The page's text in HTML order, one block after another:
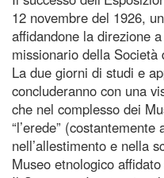
12 novembre del 1926,
affidandone la direzione
missionario della
La due giorni di studi e
concluderanno con una
che nel complesso dei
“l’erede”
nell’allestimento e nella
Museo etnologico